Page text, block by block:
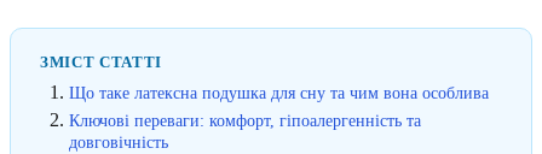
ЗМІСТ СТАТТІ
Що таке латексна подушка для сну та чим вона особлива
Ключові переваги: комфорт, гіпоалергенність та
довговічність